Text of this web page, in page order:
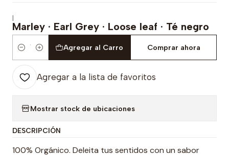
|
Marley · Earl Grey · Loose leaf · Té negro
Cantidad
Agregar al Carro Comprar ahora
Agregar a la lista de favoritos
Mostrar stock de ubicaciones
DESCRIPCIÓN
100% Orgánico. Deleita tus sentidos con un sabor